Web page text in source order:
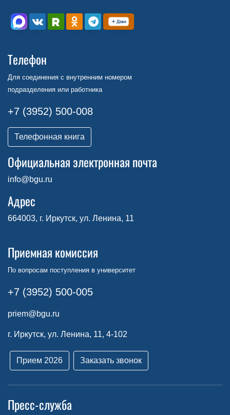
Телефон
Для соединения с внутренним номером
подразделения или работника
+7 (3952) 500-008
Телефонная книга
Официальная электронная почта
info@bgu.ru
Адрес
664003, г. Иркутск, ул. Ленина, 11
Приемная комиссия
По вопросам поступления в университет
+7 (3952) 500-005
priem@bgu.ru
г. Иркутск, ул. Ленина, 11, 4-102
Прием 2026 Заказать звонок
Пресс-служба